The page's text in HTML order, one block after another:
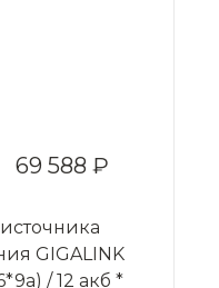
69 588 ₽
GIGALINK
/ 12 акб *